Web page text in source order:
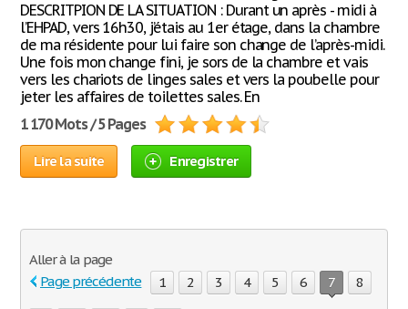
DESCRITPION DE LA SITUATION : Durant un après - midi à
l’EHPAD, vers 16h30, j’étais au 1er étage, dans la chambre
de ma résidente pour lui faire son change de l’après-midi.
Une fois mon change fini, je sors de la chambre et vais
vers les chariots de linges sales et vers la poubelle pour
jeter les affaires de toilettes sales. En
1 170 Mots / 5 Pages
Lire la suite Enregistrer
Aller à la page
Page précédente
1 2 3 4 5 6 7 8